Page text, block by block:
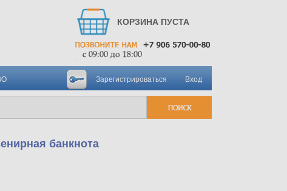
КОРЗИНА ПУСТА
Вход
Зарегистрироваться
банкнота